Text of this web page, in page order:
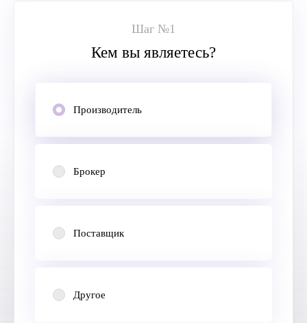
Шаг №1
Кем вы являетесь?
Производитель
Брокер
Поставщик
Другое